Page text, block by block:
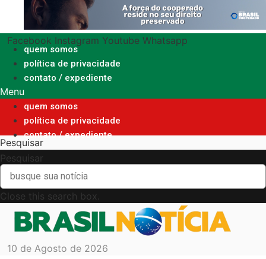
o
conteúdo
Facebook Instagram Youtube Whatsapp
quem somos
política de privacidade
contato / expediente
Menu
quem somos
política de privacidade
contato / expediente
Pesquisar
Pesquisar
Close this search box.
10 de Agosto de 2026